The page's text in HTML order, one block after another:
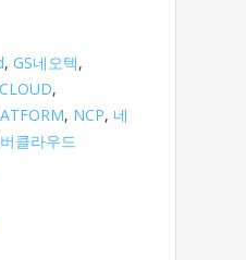
, GS네오텍,
,
, NCP, 네
클라우드